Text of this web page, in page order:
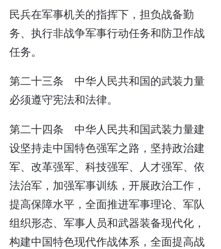
民兵在军事机关的指挥下，担负战备勤
务、执行非战争军事行动任务和防卫作战
任务。
第二十三条 中华人民共和国的武装力量
必须遵守宪法和法律。
第二十四条 中华人民共和国武装力量建
设坚持走中国特色强军之路，坚持政治建
军、改革强军、科技强军、人才强军、依
法治军，加强军事训练，开展政治工作，
提高保障水平，全面推进军事理论、军队
组织形态、军事人员和武器装备现代化，
构建中国特色现代作战体系，全面提高战